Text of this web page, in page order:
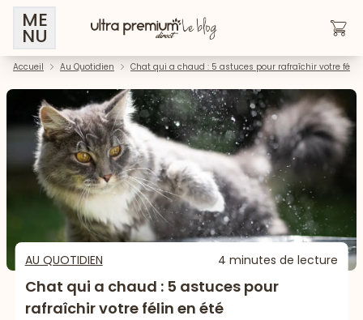
ME
NU
Accueil Au Quotidien Chat qui a chaud : 5 astuces pour rafraîchir votre félin
AU QUOTIDIEN 4 minutes de lecture
Chat qui a chaud : 5 astuces pour
rafraîchir votre félin en été